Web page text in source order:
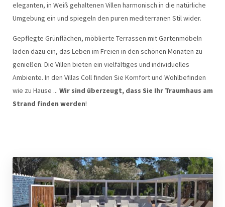
eleganten, in Weiß gehaltenen Villen harmonisch in die natürliche
Umgebung ein und spiegeln den puren mediterranen Stil wider.
Gepflegte Grünflächen, möblierte Terrassen mit Gartenmöbeln
laden dazu ein, das Leben im Freien in den schönen Monaten zu
genießen. Die Villen bieten ein vielfältiges und individuelles
Ambiente. In den Villas Coll finden Sie Komfort und Wohlbefinden
wie zu Hause ... Wir sind überzeugt, dass Sie Ihr Traumhaus am
Strand finden werden!